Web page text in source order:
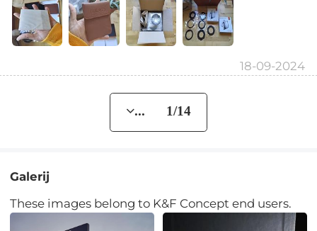
18-09-2024
... 1/14
Galerij
These images belong to K&F Concept end users.